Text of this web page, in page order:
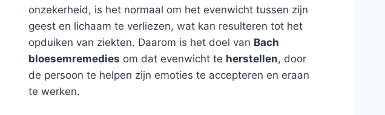
onzekerheid, is het normaal om het evenwicht tussen zijn
geest en lichaam te verliezen, wat kan resulteren tot het
opduiken van ziekten. Daarom is het doel van Bach
bloesemremedies om dat evenwicht te herstellen, door
de persoon te helpen zijn emoties te accepteren en eraan
te werken.